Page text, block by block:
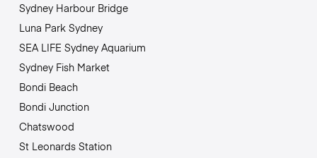
Sydney Harbour Bridge
Luna Park Sydney
SEA LIFE Sydney Aquarium
Sydney Fish Market
Bondi Beach
Bondi Junction
Chatswood
St Leonards Station